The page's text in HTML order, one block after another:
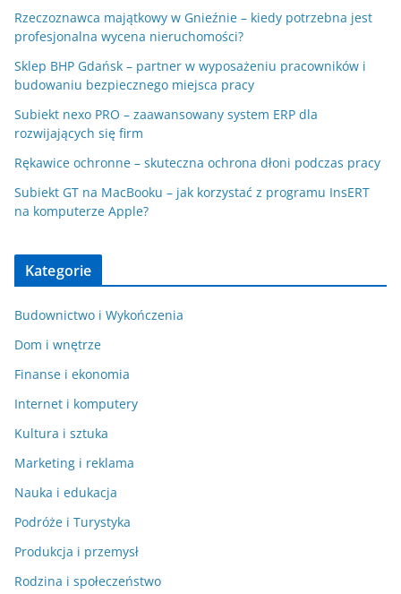
Rzeczoznawca majątkowy w Gnieźnie – kiedy potrzebna jest
profesjonalna wycena nieruchomości?
Sklep BHP Gdańsk – partner w wyposażeniu pracowników i
budowaniu bezpiecznego miejsca pracy
Subiekt nexo PRO – zaawansowany system ERP dla
rozwijających się firm
Rękawice ochronne – skuteczna ochrona dłoni podczas pracy
Subiekt GT na MacBooku – jak korzystać z programu InsERT
na komputerze Apple?
Kategorie
Budownictwo i Wykończenia
Dom i wnętrze
Finanse i ekonomia
Internet i komputery
Kultura i sztuka
Marketing i reklama
Nauka i edukacja
Podróże i Turystyka
Produkcja i przemysł
Rodzina i społeczeństwo